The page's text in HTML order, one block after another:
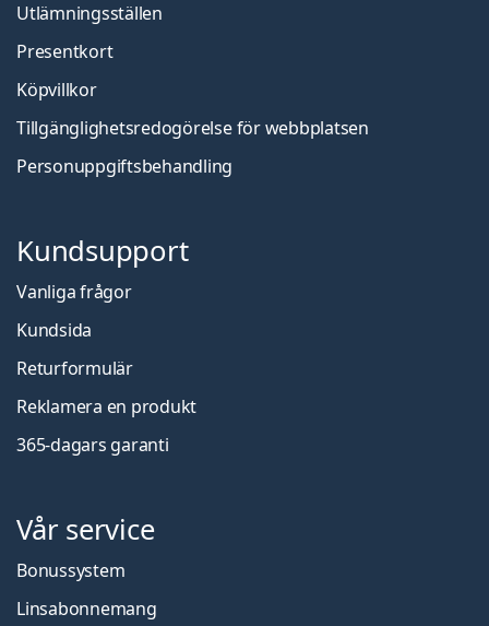
Utlämningsställen
Presentkort
Köpvillkor
Tillgänglighetsredogörelse för webbplatsen
Personuppgiftsbehandling
Kundsupport
Vanliga frågor
Kundsida
Returformulär
Reklamera en produkt
365-dagars garanti
Vår service
Bonussystem
Linsabonnemang